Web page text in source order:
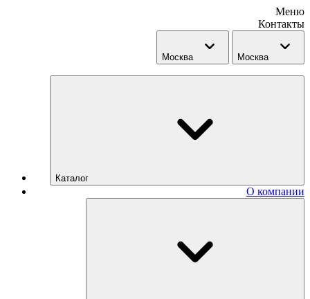
Меню
Контакты
Москва Москва
Каталог
О компании